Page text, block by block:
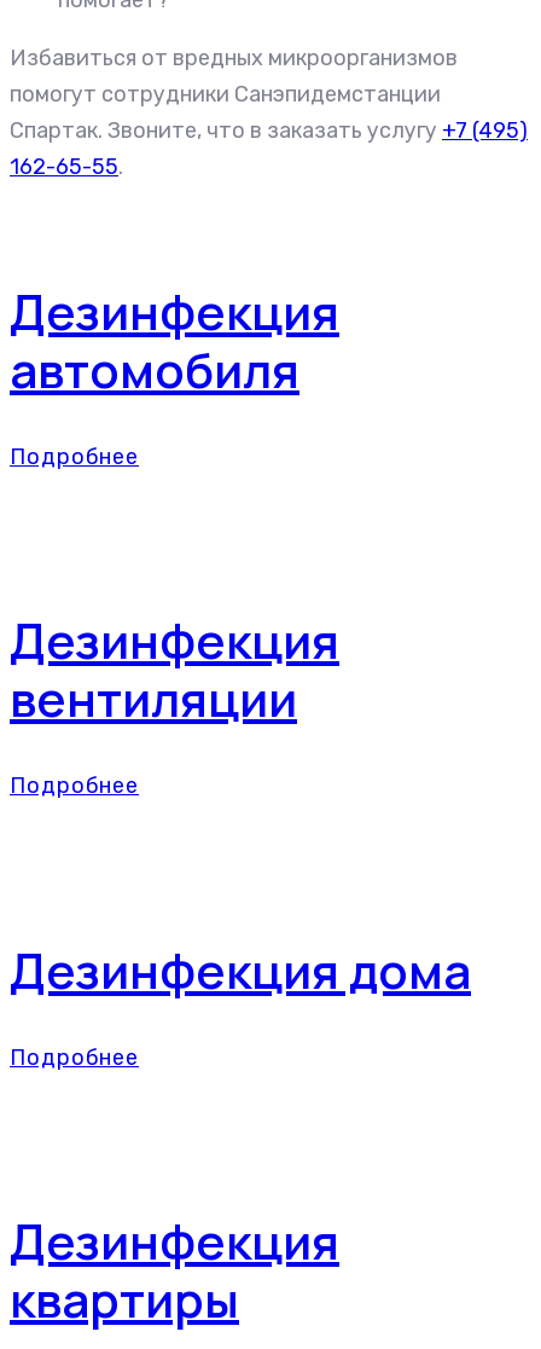
Избавиться от вредных микроорганизмов
помогут сотрудники Санэпидемстанции
Спартак. Звоните, что в заказать услугу +7 (495)
162-65-55.
Дезинфекция
автомобиля
Подробнее
Дезинфекция
вентиляции
Подробнее
Дезинфекция дома
Подробнее
Дезинфекция
квартиры